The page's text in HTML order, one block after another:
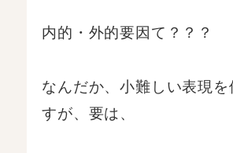
内的・外的要因て？？？
なんだか、小難しい表現を
すが、要は、